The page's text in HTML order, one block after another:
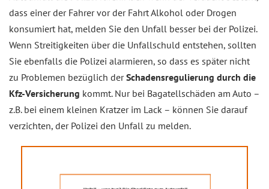
dass einer der Fahrer vor der Fahrt Alkohol oder Drogen
konsumiert hat, melden Sie den Unfall besser bei der Polizei.
Wenn Streitigkeiten über die Unfallschuld entstehen, sollten
Sie ebenfalls die Polizei alarmieren, so dass es später nicht
zu Problemen bezüglich derSchadensregulierung durch die
Kfz-Versicherung kommt. Nur bei Bagatellschäden am Auto –
z.B. bei einem kleinen Kratzer im Lack – können Sie darauf
verzichten, der Polizei den Unfall zu melden.